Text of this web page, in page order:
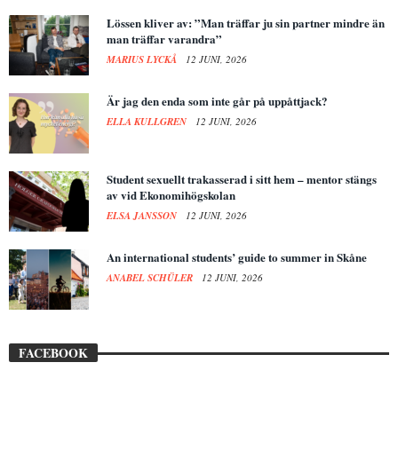
Lössen kliver av: ”Man träffar ju sin partner mindre än
man träffar varandra”
MARIUS LYCKÅ 12 JUNI, 2026
Är jag den enda som inte går på uppåttjack?
ELLA KULLGREN 12 JUNI, 2026
Student sexuellt trakasserad i sitt hem – mentor stängs
av vid Ekonomihögskolan
ELSA JANSSON 12 JUNI, 2026
An international students’ guide to summer in Skåne
ANABEL SCHÜLER 12 JUNI, 2026
FACEBOOK